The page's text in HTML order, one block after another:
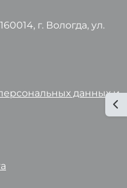
г. Вологда, ул.
данных и